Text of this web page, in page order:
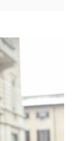
auf das
Technologien